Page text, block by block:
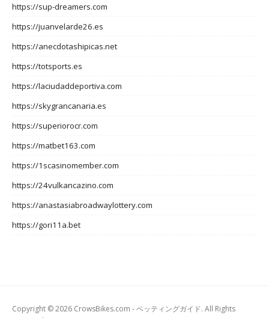
https://sup-dreamers.com
https://juanvelarde26.es
https://anecdotashipicas.net
https://totsports.es
https://laciudaddeportiva.com
https://skygrancanaria.es
https://superiorocr.com
https://matbet163.com
https://1scasinomember.com
https://24vulkancazino.com
https://anastasiabroadwaylottery.com
https://gori11a.bet
Copyright © 2026 CrowsBikes.com - ベッティングガイド. All Rights